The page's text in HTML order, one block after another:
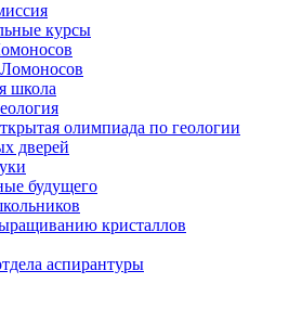
курсы
школа
олимпиада по геологии
дверей
будущего
кристаллов
аспирантуры